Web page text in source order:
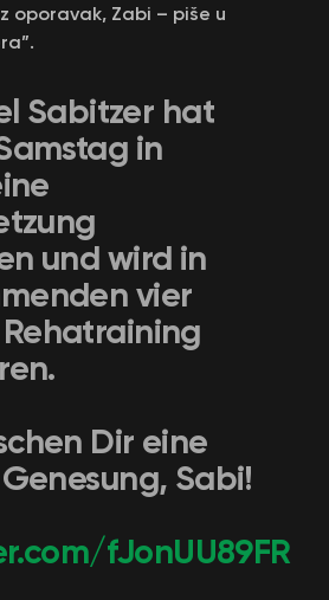
oporavak, Zabi – piše u
Sabitzer hat
in
und wird in
vier
Dir eine
Sabi!
fJonUU89FR